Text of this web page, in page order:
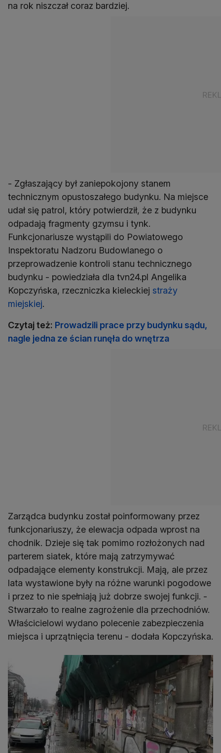
na rok niszczał coraz bardziej.
- Zgłaszający był zaniepokojony stanem
technicznym opustoszałego budynku. Na miejsce
udał się patrol, który potwierdził, że z budynku
odpadają fragmenty gzymsu i tynk.
Funkcjonariusze wystąpili do Powiatowego
Inspektoratu Nadzoru Budowlanego o
przeprowadzenie kontroli stanu technicznego
budynku - powiedziała dla tvn24.pl Angelika
Kopczyńska, rzeczniczka kieleckiej straży
miejskiej.
Czytaj też: Prowadzili prace przy budynku sądu,
nagle jedna ze ścian runęła do wnętrza
Zarządca budynku został poinformowany przez
funkcjonariuszy, że elewacja odpada wprost na
chodnik. Dzieje się tak pomimo rozłożonych nad
parterem siatek, które mają zatrzymywać
odpadające elementy konstrukcji. Mają, ale przez
lata wystawione były na różne warunki pogodowe
i przez to nie spełniają już dobrze swojej funkcji. -
Stwarzało to realne zagrożenie dla przechodniów.
Właścicielowi wydano polecenie zabezpieczenia
miejsca i uprzątnięcia terenu - dodała Kopczyńska.